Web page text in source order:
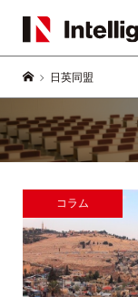
日英同盟
コラム